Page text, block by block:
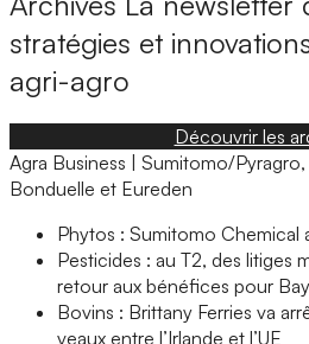
stratégies et
agri-agro
Découvrir les
Agra Business | Sumitomo/
Bonduelle et Eureden
Phytos : Sumitomo Chemical
Pesticides : au T2, des litiges
retour aux bénéfices pour
Bovins : Brittany Ferries va
veaux entre l’Irlande et l’UE